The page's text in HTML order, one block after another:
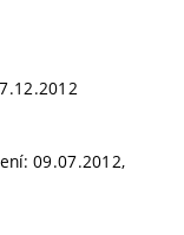
09.07.2012,